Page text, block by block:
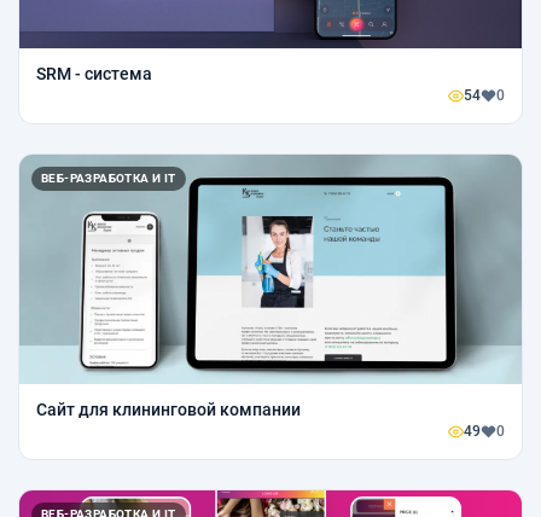
SRM - система
54 0
ВЕБ-РАЗРАБОТКА И IT
Сайт для клининговой компании
49 0
ВЕБ-РАЗРАБОТКА И IT